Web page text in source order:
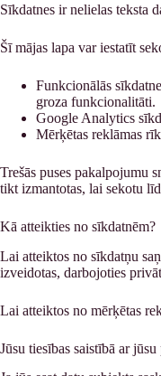
Sīkdatnes ir nelielas teksta
Šī mājas lapa var iestatīt
Funkcionālās
groza funkcionalitāti.
Google Analytics
Mērķētas reklāmas
Trešās puses pakalpojumu
tikt izmantotas, lai sekotu
Kā atteikties no sīkdatnēm?
Lai atteiktos no sīkdatņu
izveidotas, darbojoties
Lai atteiktos no mērķētas
Jūsu tiesības saistībā ar